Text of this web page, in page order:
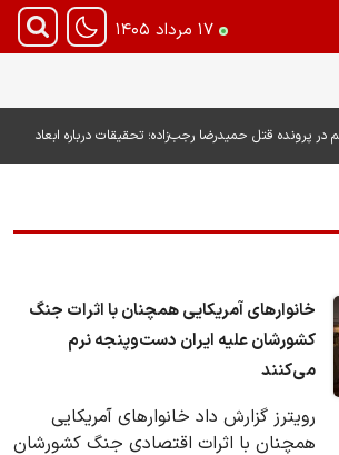
۱۷ مرداد ۱۴۰۵
۴ متهم در پرونده قتل حمیدرضا رجب‌زاده؛ تحقیقات درباره ابعاد
خانوارهای آمریکایی همچنان با اثرات جنگ
کشورشان علیه ایران دست‌وپنجه نرم
می‌کنند
رویترز گزارش داد خانوارهای آمریکایی
همچنان با اثرات اقتصادی جنگ کشورشان